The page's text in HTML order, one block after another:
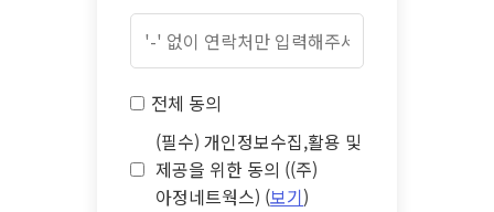
전체 동의
(필수) 개인정보수집,활용 및
제공을 위한 동의 ((주)
아정네트웍스) (보기)